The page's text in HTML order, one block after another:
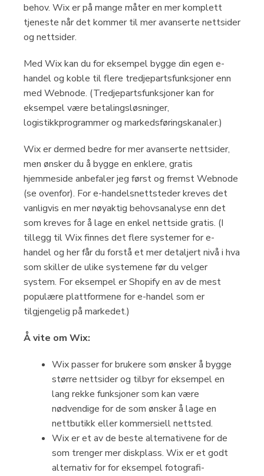
behov. Wix er på mange måter en mer komplett
tjeneste når det kommer til mer avanserte nettsider
og nettsider.
Med Wix kan du for eksempel bygge din egen e-
handel og koble til flere tredjepartsfunksjoner enn
med Webnode. (Tredjepartsfunksjoner kan for
eksempel være betalingsløsninger,
logistikkprogrammer og markedsføringskanaler.)
Wix er dermed bedre for mer avanserte nettsider,
men ønsker du å bygge en enklere, gratis
hjemmeside anbefaler jeg først og fremst Webnode
(se ovenfor). For e-handelsnettsteder kreves det
vanligvis en mer nøyaktig behovsanalyse enn det
som kreves for å lage en enkel nettside gratis. (I
tillegg til Wix finnes det flere systemer for e-
handel og her får du forstå et mer detaljert nivå i hva
som skiller de ulike systemene før du velger
system. For eksempel er Shopify en av de mest
populære plattformene for e-handel som er
tilgjengelig på markedet.)
Å vite om Wix:
Wix passer for brukere som ønsker å bygge
større nettsider og tilbyr for eksempel en
lang rekke funksjoner som kan være
nødvendige for de som ønsker å lage en
nettbutikk eller kommersiell nettsted.
Wix er et av de beste alternativene for de
som trenger mer diskplass. Wix er et godt
alternativ for for eksempel fotografi-